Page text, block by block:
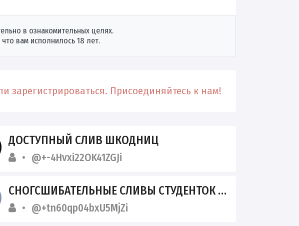
в ознакомительных целях.
вам исполнилось 18 лет.
Присоединяйтесь к нам!
ДОСТУПНЫЙ СЛИВ ШКОДНИЦ
@+-4Hvxi22OK41ZGJi
СНОГСШИБАТЕЛЬНЫЕ СЛИВЫ СТУДЕНТОК
@+tn60qp04bxU5MjZi